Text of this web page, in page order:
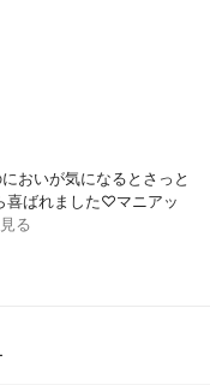
おいが気になるとさっと
喜ばれました♡マニアッ
る